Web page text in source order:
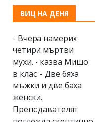
ВИЦ НА ДЕНЯ
- Вчера намерих
четири мъртви
мухи. - казва Мишо
в клас. - Две бяха
мъжки и две баха
женски.
Преподавателят